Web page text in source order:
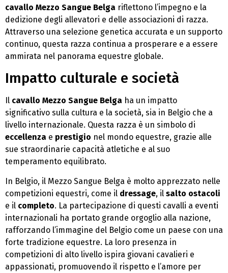
cavallo Mezzo Sangue Belga riflettono l’impegno e la
dedizione degli allevatori e delle associazioni di razza.
Attraverso una selezione genetica accurata e un supporto
continuo, questa razza continua a prosperare e a essere
ammirata nel panorama equestre globale.
Impatto culturale e società
Il cavallo Mezzo Sangue Belga ha un impatto
significativo sulla cultura e la società, sia in Belgio che a
livello internazionale. Questa razza è un simbolo di
eccellenza e prestigio nel mondo equestre, grazie alle
sue straordinarie capacità atletiche e al suo
temperamento equilibrato.
In Belgio, il Mezzo Sangue Belga è molto apprezzato nelle
competizioni equestri, come il dressage, il salto ostacoli
e il completo. La partecipazione di questi cavalli a eventi
internazionali ha portato grande orgoglio alla nazione,
rafforzando l’immagine del Belgio come un paese con una
forte tradizione equestre. La loro presenza in
competizioni di alto livello ispira giovani cavalieri e
appassionati, promuovendo il rispetto e l’amore per